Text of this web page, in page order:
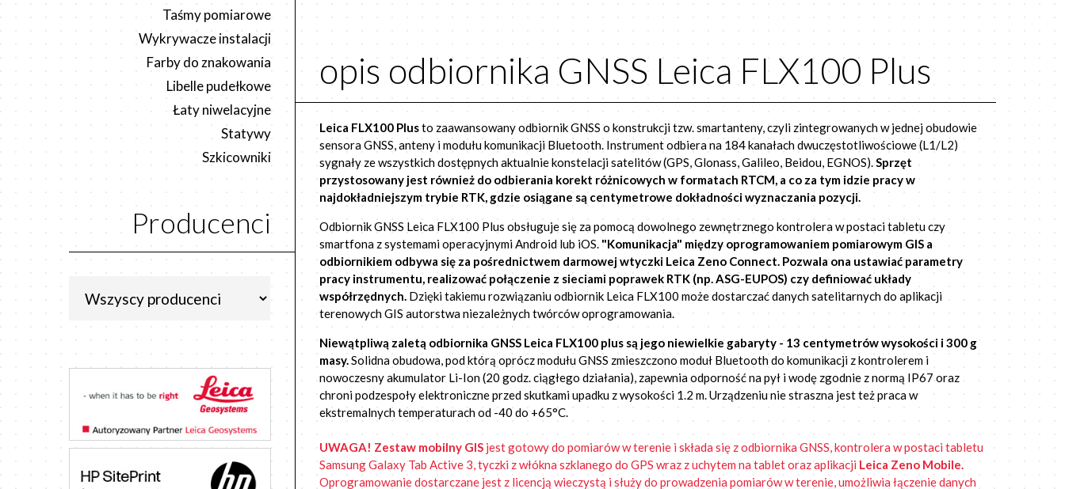
Taśmy pomiarowe
Wykrywacze instalacji
Farby do znakowania
Libelle pudełkowe
Łaty niwelacyjne
Statywy
Szkicowniki
Producenci
opis odbiornika GNSS Leica FLX100 Plus
Leica FLX100 Plusto zaawansowany odbiornik GNSS o konstrukcji tzw. smartanteny, czyli zintegrowanych w jednej obudowie
sensora GNSS, anteny i modułu komunikacji Bluetooth. Instrument odbiera na 184 kanałach dwuczęstotliwościowe (L1/L2)
sygnały ze wszystkich dostępnych aktualnie konstelacji satelitów (GPS, Glonass, Galileo, Beidou, EGNOS).Sprzęt
przystosowany jest również do odbierania korekt różnicowych w formatach RTCM, a co za tym idzie pracy w
najdokładniejszym trybie RTK, gdzie osiągane są centymetrowe dokładności wyznaczania pozycji.
Odbiornik GNSS Leica FLX100 Plus obsługuje się za pomocą dowolnego zewnętrznego kontrolera w postaci tabletu czy
smartfona z systemami operacyjnymi Android lub iOS. "Komunikacja" między oprogramowaniem pomiarowym GIS a
odbiornikiem odbywa się za pośrednictwem darmowej wtyczki Leica Zeno Connect. Pozwala ona ustawiać parametry
pracy instrumentu, realizować połączenie z sieciami poprawek RTK (np. ASG-EUPOS) czy definiować układy
współrzędnych. Dzięki takiemu rozwiązaniu odbiornik Leica FLX100 może dostarczać danych satelitarnych do aplikacji
terenowych GIS autorstwa niezależnych twórców oprogramowania.
Niewątpliwą zaletą odbiornika GNSS Leica FLX100 plus są jego niewielkie gabaryty - 13 centymetrów wysokości i 300 g
masy.Solidna obudowa, pod którą oprócz modułu GNSS zmieszczono moduł Bluetooth do komunikacji z kontrolerem i
nowoczesny akumulator Li-Ion (20 godz. ciągłego działania), zapewnia odporność na pył i wodę zgodnie z normą IP67 oraz
chroni podzespoły elektroniczne przed skutkami upadku z wysokości 1.2 m. Urządzeniu nie straszna jest też praca w
ekstremalnych temperaturach od -40 do +65°C.
UWAGA! Zestaw mobilny GIS jest gotowy do pomiarów w terenie i składa się z odbiornika GNSS, kontrolera w postaci tabletu
Samsung Galaxy Tab Active 3, tyczki z włókna szklanego do GPS wraz z uchytem na tablet oraz aplikacji Leica Zeno Mobile.
Oprogramowanie dostarczane jest z licencją wieczystą i służy do prowadzenia pomiarów w terenie, umożliwia łączenie danych